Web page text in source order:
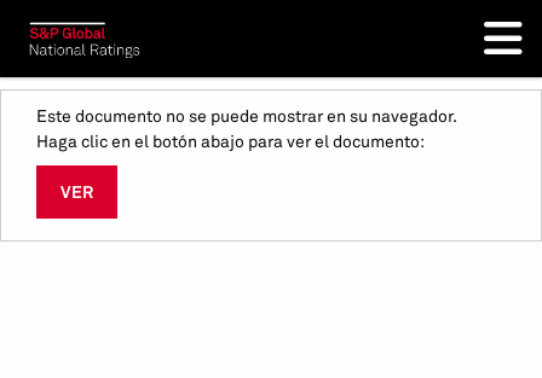
Este documento no se puede mostrar en su navegador.
Haga clic en el botón abajo para ver el documento:
VER